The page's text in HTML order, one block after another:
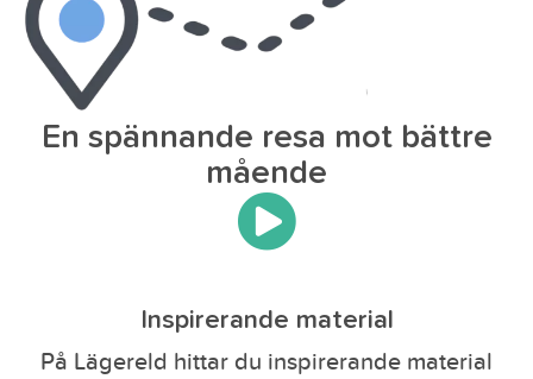
En spännande resa mot bättre
mående
Inspirerande material
På Lägereld hittar du inspirerande material